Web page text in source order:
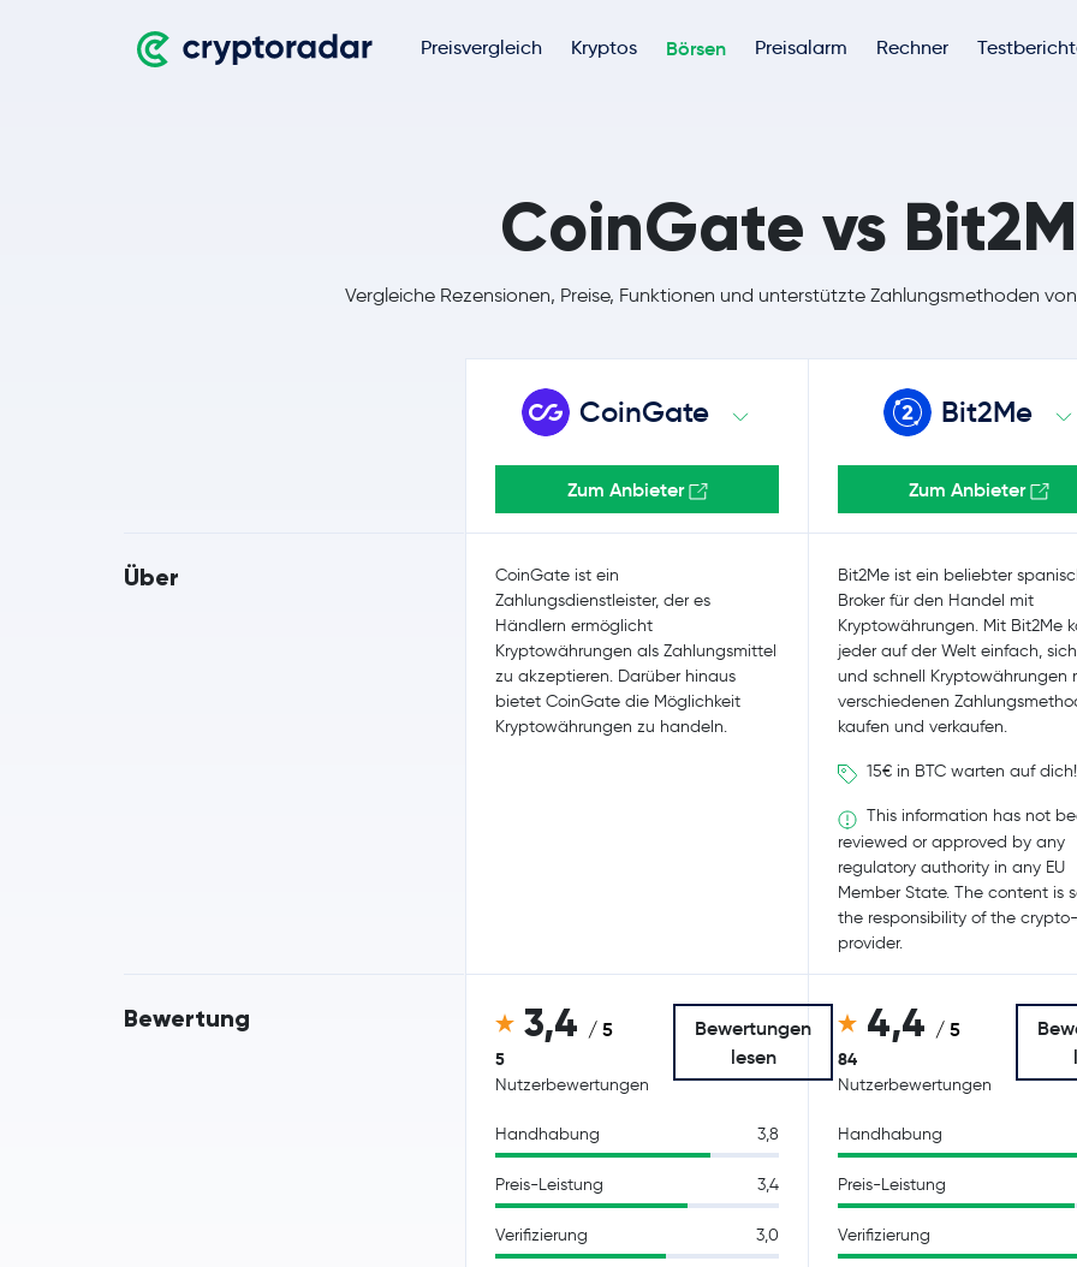
Preisvergleich Kryptos Börsen Preisalarm Rechner
CoinGate vs
Vergleiche Rezensionen, Preise, Funktionen und unterstützte Zahlungsmethoden
Über
Bewertung
CoinGate
Zum Anbieter
CoinGate ist ein
Zahlungsdienstleister, der es
Händlern ermöglicht
Kryptowährungen als Zahlungsmittel
zu akzeptieren. Darüber hinaus
bietet CoinGate die Möglichkeit
Kryptowährungen zu handeln.
3,4 / 5
5
Nutzerbewertungen
Bewertungen
lesen
Handhabung 3,8
Preis-Leistung 3,4
Verifizierung 3,0
Bit2Me
Zum Anbieter
Bit2Me ist ein beliebter
Broker für den Handel mit
Kryptowährungen. Mit Bit2Me
jeder auf der Welt einfach,
und schnell Kryptowährungen
verschiedenen
kaufen und verkaufen.
15€ in BTC warten auf dich!
This information has not
reviewed or approved by any
regulatory authority in any EU
Member State. The content is
the responsibility of the
provider.
4,4 / 5
84
Nutzerbewertungen
Handhabung
Preis-Leistung
Verifizierung